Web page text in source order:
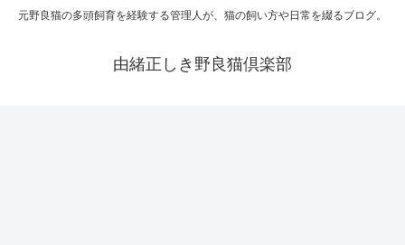
元野良猫の多頭飼育を経験する管理人が、猫の飼い方や日常を綴るブログ。
由緒正しき野良猫倶楽部